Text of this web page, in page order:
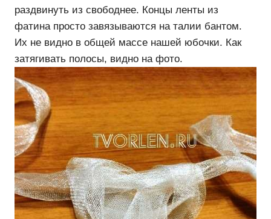
раздвинуть из свободнее. Концы ленты из
фатина просто завязываются на талии бантом.
Их не видно в общей массе нашей юбочки. Как
затягивать полосы, видно на фото.